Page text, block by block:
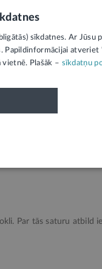
Par tās saturu atbild
sīkdatnes. Ar Jūsu
atveriet
Plašāk – sīkdatņu